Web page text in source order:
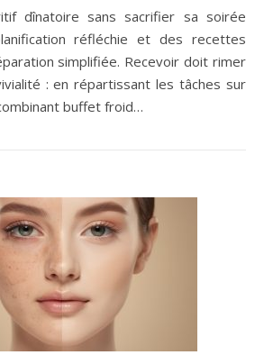
réfléchie et des recettes
simplifiée. Recevoir doit rimer
: en répartissant les tâches sur
buffet froid…